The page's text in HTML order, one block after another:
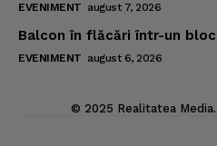
EVENIMENT august 7, 2026
Balcon în flăcări într-un
EVENIMENT august 6, 2026
© 2025 Realitatea